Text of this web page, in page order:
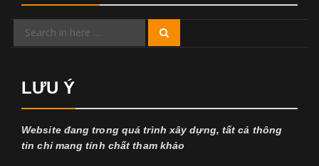
Search
LƯU Ý
Website đang trong quá trình xây dựng, tất cả thông
tin chỉ mang tính chất tham khảo